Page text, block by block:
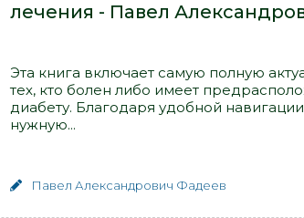
лечения - Павел
Эта книга включает самую полную
тех, кто болен либо имеет
диабету. Благодаря удобной
нужную...
Павел Александрович Фадеев